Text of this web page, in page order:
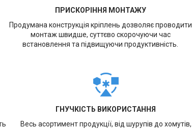
ПРИСКОРІННЯ МОНТАЖУ
Продумана конструкція кріплень дозволяє проводити
монтаж швидше, суттєво скорочуючи час
встановлення та підвищуючи продуктивність.
ГНУЧКІСТЬ ВИКОРИСТАННЯ
Весь асортимент продукції, від шурупів до хомутів,